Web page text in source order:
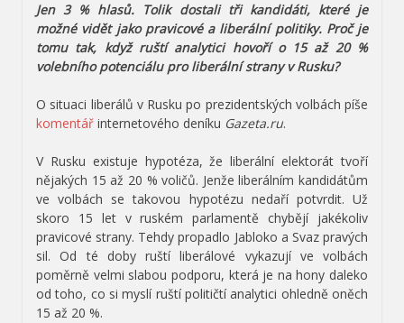
Jen 3 % hlasů. Tolik dostali tři kandidáti, které je
možné vidět jako pravicové a liberální politiky. Proč je
tomu tak, když ruští analytici hovoří o 15 až 20 %
volebního potenciálu pro liberální strany v Rusku?
O situaci liberálů v Rusku po prezidentských volbách píše
komentář internetového deníku Gazeta.ru.
V Rusku existuje hypotéza, že liberální elektorát tvoří
nějakých 15 až 20 % voličů. Jenže liberálním kandidátům
ve volbách se takovou hypotézu nedaří potvrdit. Už
skoro 15 let v ruském parlamentě chybějí jakékoliv
pravicové strany. Tehdy propadlo Jabloko a Svaz pravých
sil. Od té doby ruští liberálové vykazují ve volbách
poměrně velmi slabou podporu, která je na hony daleko
od toho, co si myslí ruští političtí analytici ohledně oněch
15 až 20 %.